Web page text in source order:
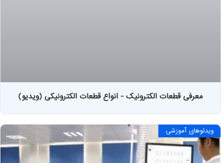
معرفی قطعات الکترونیک - انواع قطعات الکترونیکی (ویدیو)
ویدئوهای آموزشی